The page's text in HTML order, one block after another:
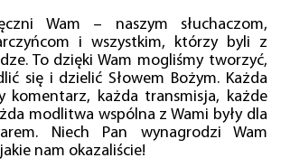
Wam – naszym słuchaczom,
i wszystkim, którzy byli z
To dzięki Wam mogliśmy tworzyć,
się i dzielić Słowem Bożym. Każda
komentarz, każda transmisja, każde
modlitwa wspólna z Wami były dla
Niech Pan wynagrodzi Wam
nam okazaliście!